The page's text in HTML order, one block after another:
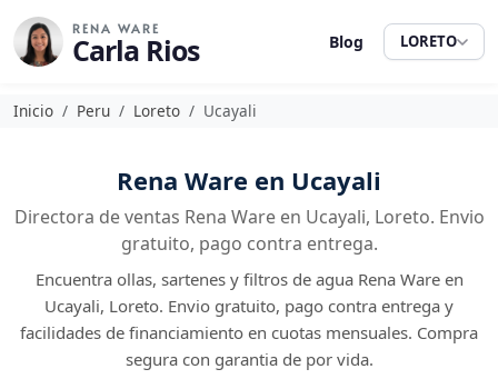
RENA WARE
Carla Rios Blog LORETO
Inicio Peru Loreto Ucayali
Rena Ware en Ucayali
Directora de ventas Rena Ware en Ucayali, Loreto. Envio
gratuito, pago contra entrega.
Encuentra ollas, sartenes y filtros de agua Rena Ware en
Ucayali, Loreto. Envio gratuito, pago contra entrega y
facilidades de financiamiento en cuotas mensuales. Compra
segura con garantia de por vida.